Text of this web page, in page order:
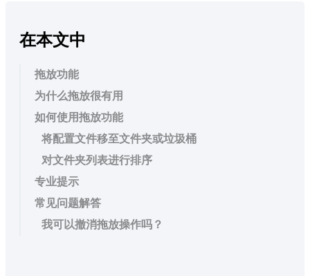
在本文中
拖放功能
为什么拖放很有用
如何使用拖放功能
将配置文件移至文件夹或垃圾桶
对文件夹列表进行排序
专业提示
常见问题解答
我可以撤消拖放操作吗？